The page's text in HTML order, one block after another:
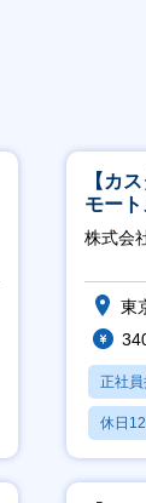
【カ
モー
万～／
株式会
東
正社員
休日
賞与